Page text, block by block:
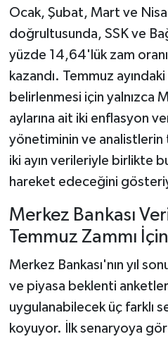
Ocak, Şubat, Mart ve
doğrultusunda, SSK ve
yüzde 14,64'lük zam
kazandı. Temmuz ayındaki
belirlenmesi için yalnızca
aylarına ait iki enflasyon
yönetiminin ve
iki ayın verileriyle birlikte
hareket edeceğini
Merkez Bankası
Temmuz Zammı
Merkez Bankası'nın yıl
ve piyasa beklenti
uygulanabilecek üç farklı
koyuyor. İlk senaryoya